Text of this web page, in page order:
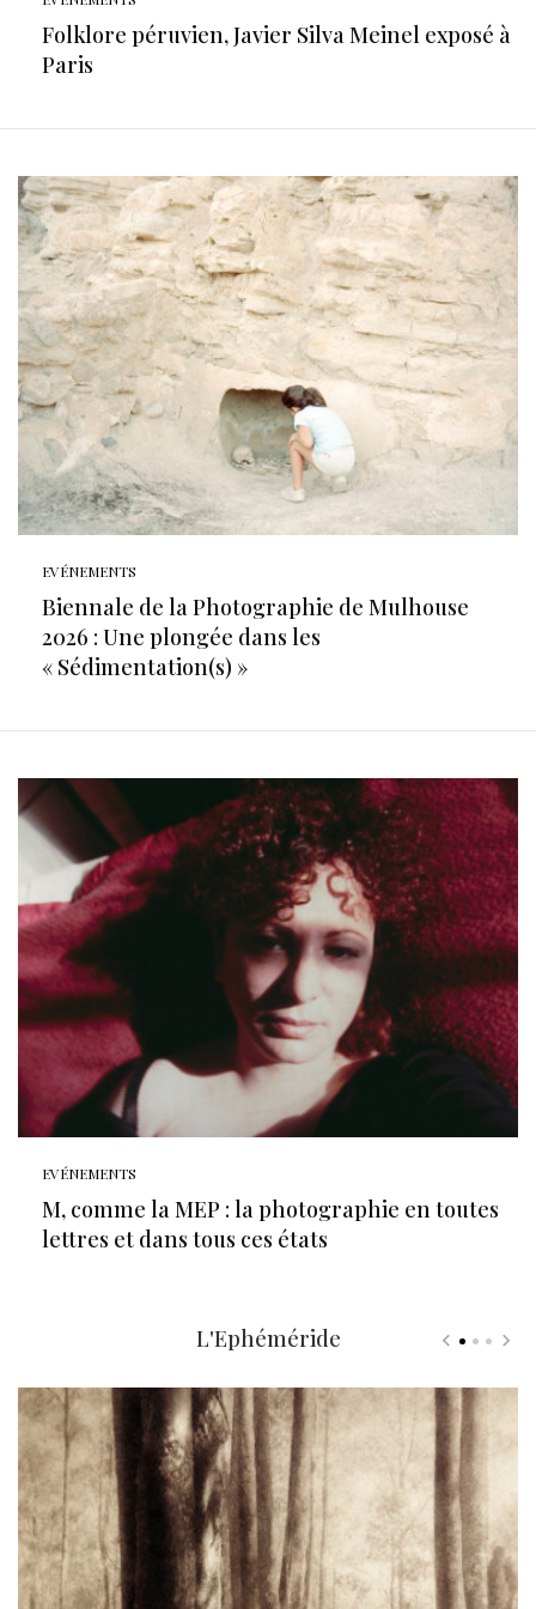
Folklore péruvien, Javier Silva Meinel exposé à
Paris
EVÉNEMENTS
Biennale de la Photographie de Mulhouse
2026 : Une plongée dans les
« Sédimentation(s) »
EVÉNEMENTS
M, comme la MEP : la photographie en toutes
lettres et dans tous ces états
L'Ephéméride